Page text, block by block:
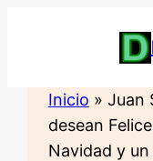
Inicio » Juan
desean
Navidad y